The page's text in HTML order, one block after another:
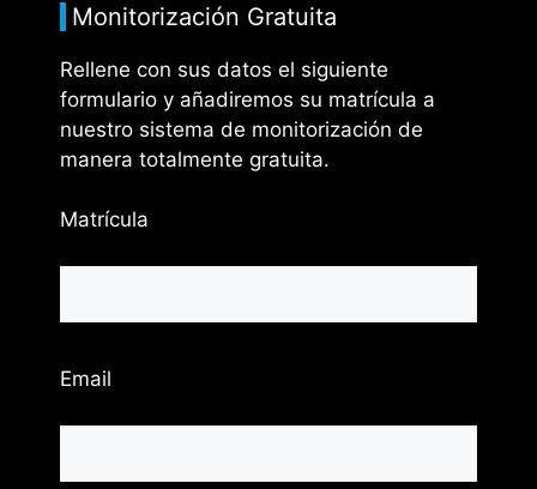
Monitorización Gratuita
Rellene con sus datos el siguiente
formulario y añadiremos su matrícula a
nuestro sistema de monitorización de
manera totalmente gratuita.
Matrícula
Email